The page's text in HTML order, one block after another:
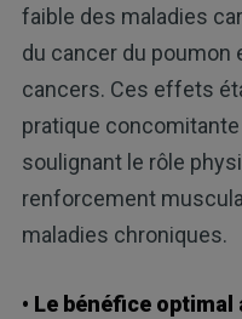
faible des maladies
du cancer du poumon
cancers. Ces effets
pratique concomitante
soulignant le rôle
renforcement
maladies chroniques.
• Le bénéfice